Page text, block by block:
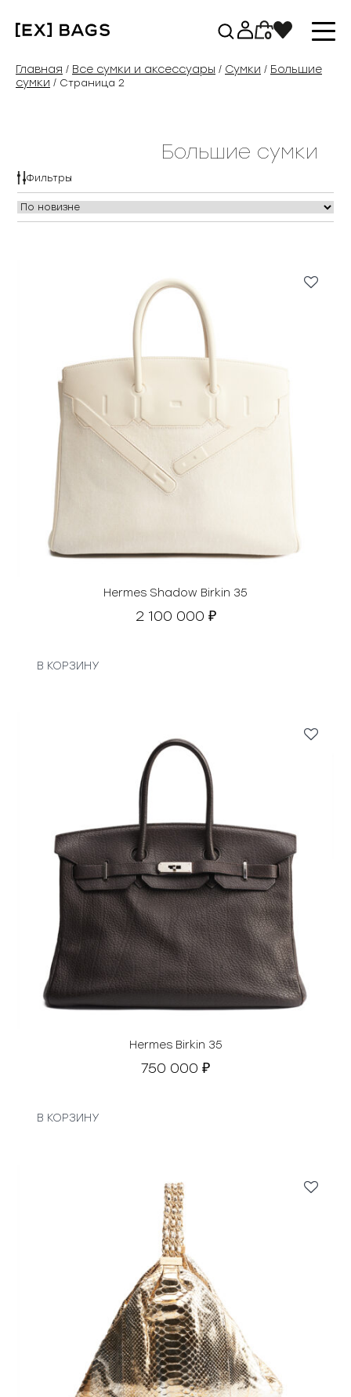
содержимому
0
Главная / Все сумки и аксессуары / Сумки / Большие
сумки / Страница 2
Большие сумки
Фильтры
Hermes Shadow Birkin 35
2 100 000 ₽
В КОРЗИНУ
Hermes Birkin 35
750 000 ₽
В КОРЗИНУ